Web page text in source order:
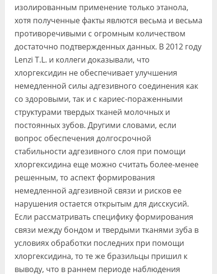
изолированным применение только этанола,
хотя полученные факты явлются весьма и весьма
противоречивыми с огромным количеством
достаточно подтвержденных данных. В 2012 году
Lenzi T.L. и коллеги доказывали, что
хлоргексидин не обеспечивает улучшения
немедленной силы адгезивного соединения как
со здоровыми, так и с кариес-пораженными
структурами твердых тканей молочных и
постоянных зубов. Другими словами, если
вопрос обеспечения долгосрочной
стабильности адгезивного слоя при помощи
хлоргексидина еще можно считать более-менее
решенным, то аспект формирования
немедленной адгезивной связи и рисков ее
нарушения остается открытым для дисскусий.
Если рассматривать специфику формирования
связи между бондом и твердыми тканями зуба в
условиях обработки последних при помощи
хлоргексидина, то те же бразильцы пришил к
выводу, что в раннем периоде наблюдения